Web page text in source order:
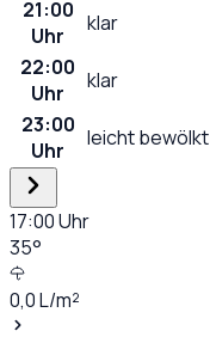
21:00
Uhr
klar
22:00
Uhr
klar
23:00
Uhr
leicht bewölkt
17:00Uhr
35°
0,0L/m²